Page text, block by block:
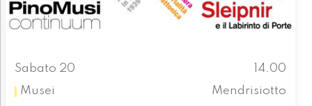
Sabato 20
14.00
Musei
Mendrisiotto